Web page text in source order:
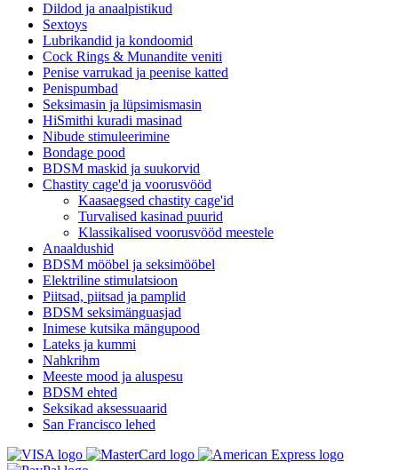
Dildod ja anaalpistikud
Sextoys
Lubrikandid ja kondoomid
Cock Rings & Munandite veniti
Penise varrukad ja peenise katted
Penispumbad
Seksimasin ja lüpsimismasin
HiSmithi kuradi masinad
Nibude stimuleerimine
Bondage pood
BDSM maskid ja suukorvid
Chastity cage'd ja voorusvööd
Kaasaegsed chastity cage'id
Turvalised kasinad puurid
Klassikalised voorusvööd meestele
Anaaldushid
BDSM mööbel ja seksimööbel
Elektriline stimulatsioon
Piitsad, piitsad ja pamplid
BDSM seksimänguasjad
Inimese kutsika mängupood
Lateks ja kummi
Nahkrihm
Meeste mood ja aluspesu
BDSM ehted
Seksikad aksessuaarid
San Francisco lehed